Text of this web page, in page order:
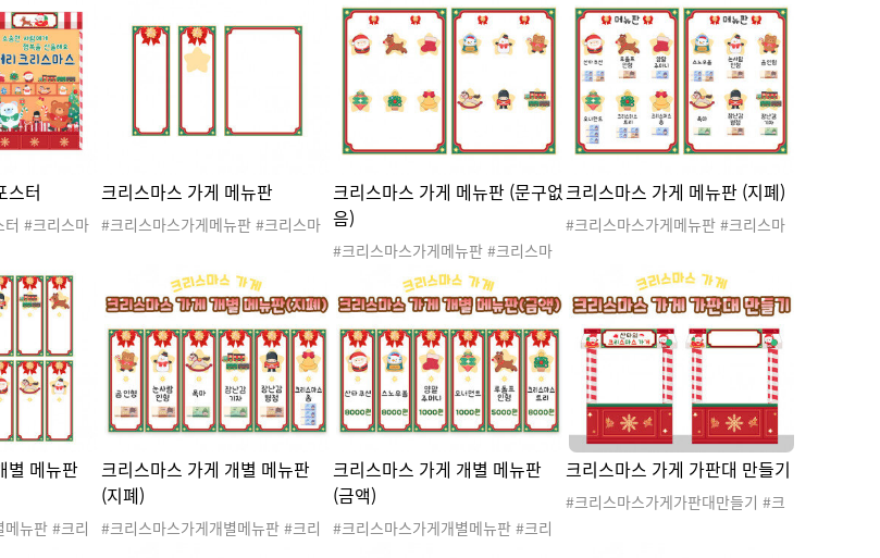
#크리스마스
#겨울 #산타
버지 #루돌
리스마스도
선물가게 #포
존
크리스마스선물가게 #크리스마스 #
겨울 #산타 #산타클로스 #산타할아
물가게레터링 #크리스마스레터링 #
성도안
스가게놀이 #크리스마스선물 #크리
스마스선물가게 #크리스마스 #겨울
#산타 #산타클로스 #산타할아버지 #
루돌프 #크리스마스놀이 #크리스마
스도안 #크리스마스활동 #선물가게
성 #크리스마스환경구성
가게 #크리스마스 #겨울 #산타 #산
타클로스 #산타할아버지 #루돌프 #
크리스마스놀이 #크리스마스도안 #
크리스마스활동 #선물자판기 #크리
스마스선물자판기 #선물가게
스터
터 #크리스마
타 #산타클로
돌프 #크리스
포스터 #크리
크리스마스 가게 메뉴판
#크리스마스가게메뉴판 #크리스마
크리스마스 #겨울 #산타 #산타클로
스 #산타할아버지 #루돌프 #크리스
마스놀이 #크리스마스도안 #크리스
마스활동 #선물가게
크리스마스 가게 메뉴판 (문구없
음)
#크리스마스가게메뉴판 #크리스마
스가게 #크리스마스가게놀이 #크리
스마스선물 #크리스마스선물가게 #
크리스마스 #겨울 #산타 #산타클로
스 #산타할아버지 #루돌프 #크리스
마스놀이 #크리스마스도안 #크리스
마스활동 #선물가게 #문구없음
크리스마스 가게 메뉴판 (지폐)
#크리스마스가게메뉴판 #크리스마
스마스선물 #크리스마스선물가게 #
크리스마스 #겨울 #산타 #산타클로
스 #산타할아버지 #루돌프 #크리스
마스놀이 #크리스마스도안 #크리스
마스활동 #선물가게 #지폐메뉴판
별 메뉴판
뉴판 #크리
크리스마스 가게 개별 메뉴판
(지폐)
#크리스마스가게개별메뉴판 #크리
크리스마스 가게 개별 메뉴판
(금액)
#크리스마스가게개별메뉴판 #크리
크리스마스 가게 가판대 만들기
#크리스마스가게가판대만들기 #크